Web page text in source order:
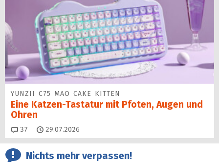
YUNZII C75 MAO CAKE KITTEN
Eine Katzen-Tastatur mit Pfoten, Augen und
Ohren
37 Kommentare
29.07.2026
Nichts mehr verpassen!